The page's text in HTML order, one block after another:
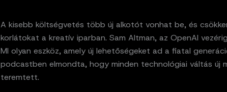
A kisebb költségvetés több új alkotót vonhat be, és
korlátokat a kreatív iparban. Sam Altman, az OpenAI
MI olyan eszköz, amely új lehetőségeket ad a fiatal
podcastben elmondta, hogy minden technológiai váltás új
teremtett.